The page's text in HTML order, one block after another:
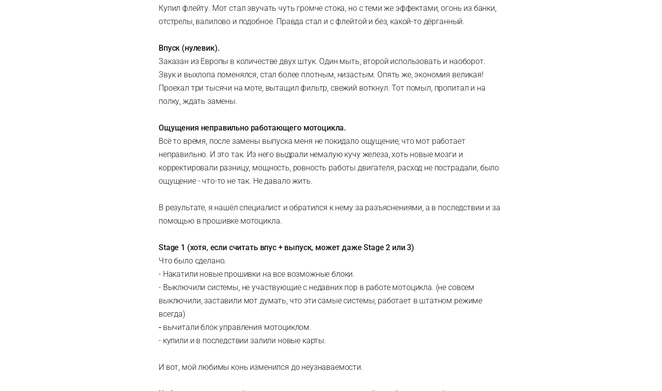
Купил флейту. Мот стал звучать чуть громче стока, но с теми же эффектами, огонь из банки,
отстрелы, валилово и подобное. Правда стал и с флейтой и без, какой-то дёрганный.
Впуск (нулевик).
Заказан из Европы в количестве двух штук. Один мыть, второй использовать и наоборот.
Звук и выхлопа поменялся, стал более плотным, низастым. Опять же, экономия великая!
Проехал три тысячи на моте, вытащил фильтр, свежий воткнул. Тот помыл, пропитал и на
полку, ждать замены.
Ощущения неправильно работающего мотоцикла.
Всё то время, после замены выпуска меня не покидало ощущение, что мот работает
неправильно. И это так. Из него выдрали немалую кучу железа, хоть новые мозги и
корректировали разницу, мощность, ровность работы двигателя, расход не пострадали, было
ощущение - что-то не так. Не давало жить.
В результате, я нашёл специалист и обратился к нему за разъяснениями, а в последствии и за
помощью в прошивке мотоцикла.
Stage 1 (хотя, если считать впус + выпуск, может даже Stage 2 или 3)
Что было сделано.
- Накатили новые прошивки на все возможные блоки.
- Выключили системы, не участвующие с недавних пор в работе мотоцикла. (не совсем
выключили, заставили мот думать, что эти самые системы, работает в штатном режиме
всегда)
- вычитали блок управления мотоциклом.
- купили и в последствии залили новые карты.
И вот, мой любимы конь изменился до неузнаваемости.